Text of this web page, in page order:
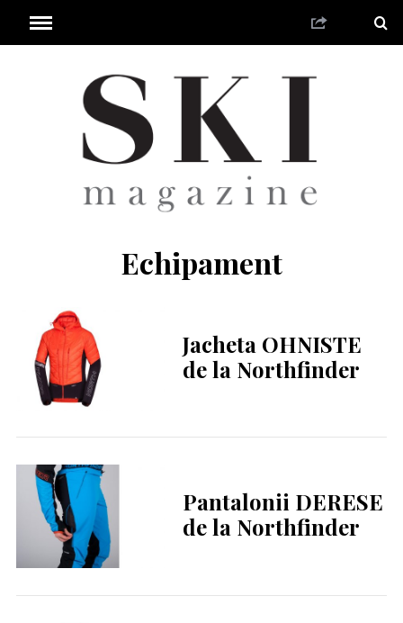
Echipament
Jacheta OHNISTE
de la Northfinder
Pantalonii DERESE
de la Northfinder